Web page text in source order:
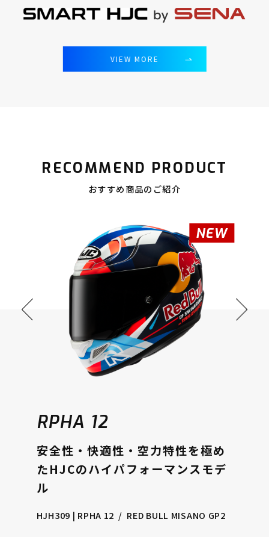
VIEW MORE
RECOMMEND PRODUCT
おすすめ商品のご紹介
RPHA 12
安全性・快適性・空力特性を極め
たHJCのハイパフォーマンスモデ
ル
HJH309 | RPHA 12 RED BULL MISANO GP2
NEW